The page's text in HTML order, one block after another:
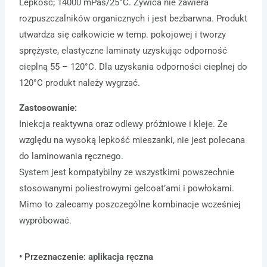
Lepkość; 14000 mPas/25°C. Żywica nie zawiera
rozpuszczalników organicznych i jest bezbarwna. Produkt
utwardza się całkowicie w temp. pokojowej i tworzy
sprężyste, elastyczne laminaty uzyskując odporność
cieplną 55 – 120°C. Dla uzyskania odporności cieplnej do
120°C produkt należy wygrzać.
Zastosowanie:
Iniekcja reaktywna oraz odlewy próżniowe i kleje. Ze
względu na wysoką lepkość mieszanki, nie jest polecana
do laminowania ręcznego.
System jest kompatybilny ze wszystkimi powszechnie
stosowanymi poliestrowymi gelcoat’ami i powłokami.
Mimo to zalecamy poszczególne kombinacje wcześniej
wypróbować.
• Przeznaczenie: aplikacja ręczna